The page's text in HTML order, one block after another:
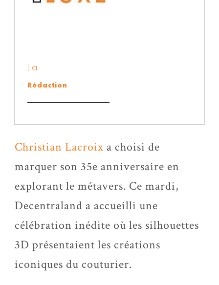
La
Rédaction
Christian Lacroix a choisi de
marquer son 35e anniversaire en
explorant le métavers. Ce mardi,
Decentraland a accueilli une
célébration inédite où les silhouettes
3D présentaient les créations
iconiques du couturier.